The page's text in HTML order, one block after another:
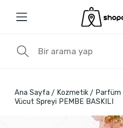
Ana Sayfa Kozmetik
Parfüm
Vücut Spreyi PEMBE BASKILI